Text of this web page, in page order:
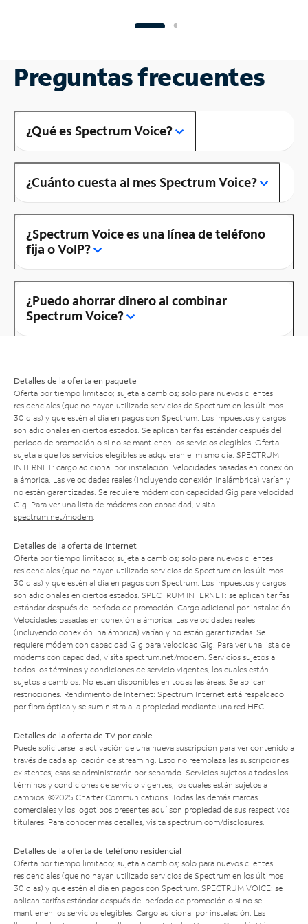
Preguntas frecuentes
¿Qué es Spectrum Voice?
¿Cuánto cuesta al mes Spectrum Voice?
¿Spectrum Voice es una línea de teléfono
fija o VoIP?
¿Puedo ahorrar dinero al combinar
Spectrum Voice?
Detalles de la oferta en paquete
Oferta por tiempo limitado; sujeta a cambios; solo para nuevos clientes
residenciales (que no hayan utilizado servicios de Spectrum en los últimos
30 días) y que estén al día en pagos con Spectrum. Los impuestos y cargos
son adicionales en ciertos estados. Se aplican tarifas estándar después del
período de promoción o si no se mantienen los servicios elegibles. Oferta
sujeta a que los servicios elegibles se adquieran el mismo día. SPECTRUM
INTERNET: cargo adicional por instalación. Velocidades basadas en conexión
alámbrica. Las velocidades reales (incluyendo conexión inalámbrica) varían y
no están garantizadas. Se requiere módem con capacidad Gig para velocidad
Gig. Para ver una lista de módems con capacidad, visita
spectrum.net/modem
Detalles de la oferta de Internet
Oferta por tiempo limitado; sujeta a cambios; solo para nuevos clientes
residenciales (que no hayan utilizado servicios de Spectrum en los últimos
30 días) y que estén al día en pagos con Spectrum. Los impuestos y cargos
son adicionales en ciertos estados. SPECTRUM INTERNET: se aplican tarifas
estándar después del período de promoción. Cargo adicional por instalación.
Velocidades basadas en conexión alámbrica. Las velocidades reales
(incluyendo conexión inalámbrica) varían y no están garantizadas. Se
requiere módem con capacidad Gig para velocidad Gig. Para ver una lista de
módems con capacidad, visita spectrum.net/modem . Servicios sujetos a
todos los términos y condiciones de servicio vigentes, los cuales están
sujetos a cambios. No están disponibles en todas las áreas. Se aplican
restricciones. Rendimiento de Internet: Spectrum Internet está respaldado
por fibra óptica y se suministra a la propiedad mediante una red HFC.
Detalles de la oferta de TV por cable
Puede solicitarse la activación de una nueva suscripción para ver contenido a
través de cada aplicación de streaming. Esto no reemplaza las suscripciones
existentes; esas se administrarán por separado. Servicios sujetos a todos los
términos y condiciones de servicio vigentes, los cuales están sujetos a
cambios. ©2025 Charter Communications. Todas las demás marcas
comerciales y los logotipos presentes aquí son propiedad de sus respectivos
titulares. Para conocer más detalles, visita spectrum.com/disclosures
Detalles de la oferta de teléfono residencial
Oferta por tiempo limitado; sujeta a cambios; solo para nuevos clientes
residenciales (que no hayan utilizado servicios de Spectrum en los últimos
30 días) y que estén al día en pagos con Spectrum. SPECTRUM VOICE: se
aplican tarifas estándar después del período de promoción o si no se
mantienen los servicios elegibles. Cargo adicional por instalación. Las